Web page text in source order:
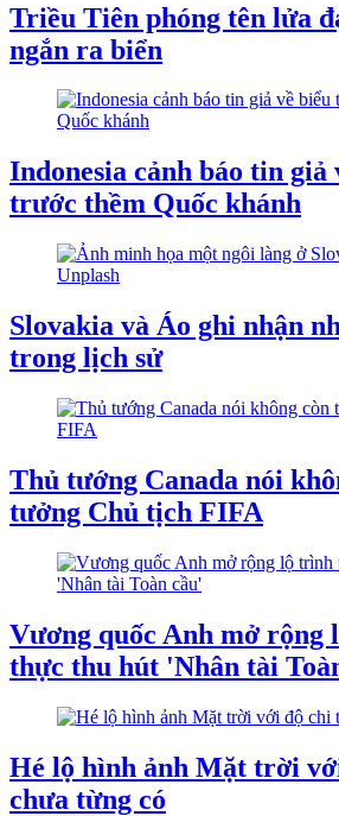
Triều Tiên phóng tên lửa
ngắn ra biển
Indonesia cảnh báo tin giả
trước thềm Quốc khánh
Slovakia và Áo ghi nhận
trong lịch sử
Thủ tướng Canada nói
tưởng Chủ tịch FIFA
Vương quốc Anh mở rộng
thực thu hút 'Nhân tài
Hé lộ hình ảnh Mặt trời
chưa từng có